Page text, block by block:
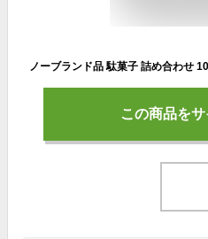
ノーブランド品 駄菓子 詰め合わせ
この商品を